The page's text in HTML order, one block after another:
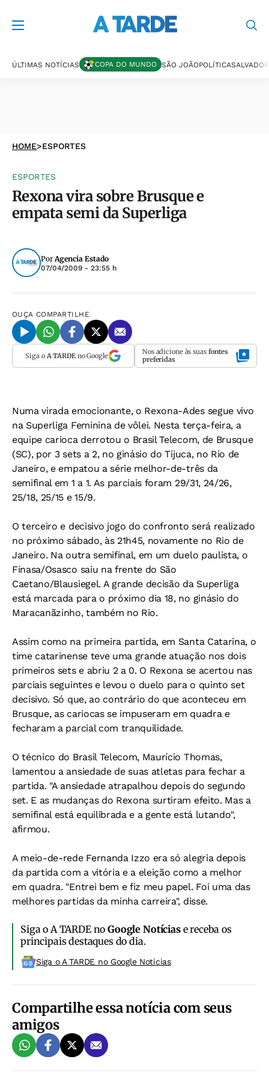
ÚLTIMAS NOTÍCIAS COPA DO MUNDO SÃO JOÃOPOLÍTICASALVADOR
HOME>ESPORTES
ESPORTES
Rexona vira sobre Brusque e
empata semi da Superliga
PorAgencia Estado
07/04/2009 - 23:55 h
OUÇA COMPARTILHE
Siga o A TARDEno Google Nos adicione às suas fontes
preferidas
Numa virada emocionante, o Rexona-Ades segue vivo
na Superliga Feminina de vôlei. Nesta terça-feira, a
equipe carioca derrotou o Brasil Telecom, de Brusque
(SC), por 3 sets a 2, no ginásio do Tijuca, no Rio de
Janeiro, e empatou a série melhor-de-três da
semifinal em 1 a 1. As parciais foram 29/31, 24/26,
25/18, 25/15 e 15/9.
O terceiro e decisivo jogo do confronto será realizado
no próximo sábado, às 21h45, novamente no Rio de
Janeiro. Na outra semifinal, em um duelo paulista, o
Finasa/Osasco saiu na frente do São
Caetano/Blausiegel. A grande decisão da Superliga
está marcada para o próximo dia 18, no ginásio do
Maracanãzinho, também no Rio.
Assim como na primeira partida, em Santa Catarina, o
time catarinense teve uma grande atuação nos dois
primeiros sets e abriu 2 a 0. O Rexona se acertou nas
parciais seguintes e levou o duelo para o quinto set
decisivo. Só que, ao contrário do que aconteceu em
Brusque, as cariocas se impuseram em quadra e
fecharam a parcial com tranquilidade.
O técnico do Brasil Telecom, Maurício Thomas,
lamentou a ansiedade de suas atletas para fechar a
partida. "A ansiedade atrapalhou depois do segundo
set. E as mudanças do Rexona surtiram efeito. Mas a
semifinal está equilibrada e a gente está lutando",
afirmou.
A meio-de-rede Fernanda Izzo era só alegria depois
da partida com a vitória e a eleição como a melhor
em quadra. "Entrei bem e fiz meu papel. Foi uma das
melhores partidas da minha carreira", disse.
Siga o A TARDE noGoogle Notíciase receba os
principais destaques do dia.
Siga o A TARDE no Google Noticias
Compartilhe essa notícia com seus
amigos